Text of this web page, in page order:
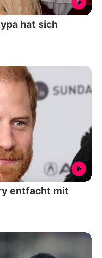
hat sich
entfacht mit